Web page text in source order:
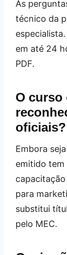
As
técnico da
em até 24
PDF.
O curso
oficiais?
Embora
emitido tem
para
substitui
pelo MEC.